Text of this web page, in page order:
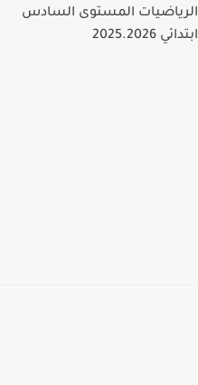
الرياضيات المستوى السادس
ابتدائي 2025.2026